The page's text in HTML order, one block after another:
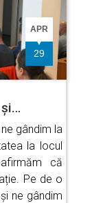
APR
29
gândim la
la locul
că
Pe de o
ne gândim